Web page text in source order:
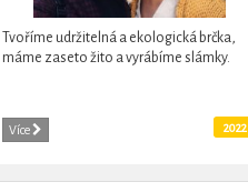
Tvoříme udržitelná a ekologická brčka,
máme zaseto žito a vyrábíme slámky.
Více 2022